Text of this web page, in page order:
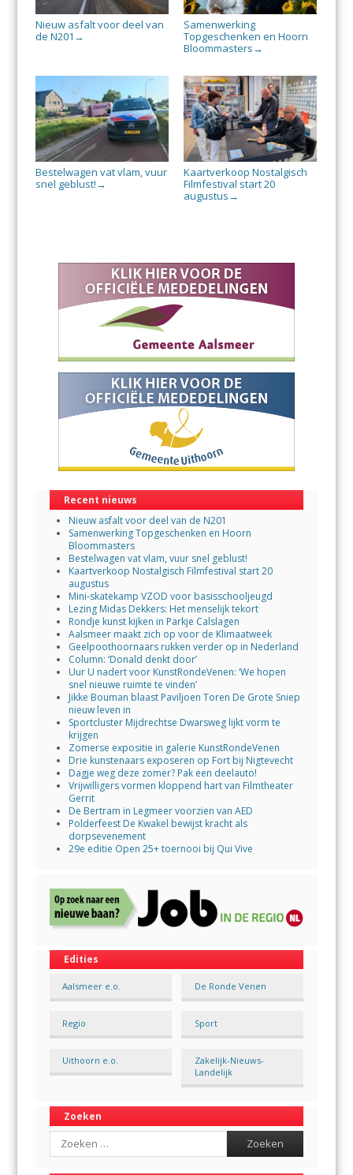
Nieuw asfalt voor deel van
de N201 →
Samenwerking
Topgeschenken en Hoorn
Bloommasters →
Bestelwagen vat vlam, vuur
snel geblust! →
Kaartverkoop Nostalgisch
Filmfestival start 20
augustus →
Recent nieuws
Nieuw asfalt voor deel van de N201
Samenwerking Topgeschenken en Hoorn
Bloommasters
Bestelwagen vat vlam, vuur snel geblust!
Kaartverkoop Nostalgisch Filmfestival start 20
augustus
Mini-skatekamp VZOD voor basisschooljeugd
Lezing Midas Dekkers: Het menselijk tekort
Rondje kunst kijken in Parkje Calslagen
Aalsmeer maakt zich op voor de Klimaatweek
Geelpoothoornaars rukken verder op in Nederland
Column: ‘Donald denkt door’
Uur U nadert voor KunstRondeVenen: ‘We hopen
snel nieuwe ruimte te vinden’
Jikke Bouman blaast Paviljoen Toren De Grote Sniep
nieuw leven in
Sportcluster Mijdrechtse Dwarsweg lijkt vorm te
krijgen
Zomerse expositie in galerie KunstRondeVenen
Drie kunstenaars exposeren op Fort bij Nigtevecht
Dagje weg deze zomer? Pak een deelauto!
Vrijwilligers vormen kloppend hart van Filmtheater
Gerrit
De Bertram in Legmeer voorzien van AED
Polderfeest De Kwakel bewijst kracht als
dorpsevenement
29e editie Open 25+ toernooi bij Qui Vive
Edities
Aalsmeer e.o. De Ronde Venen
Regio Sport
Uithoorn e.o.
Zakelijk-Nieuws-
Landelijk
Zoeken
Search